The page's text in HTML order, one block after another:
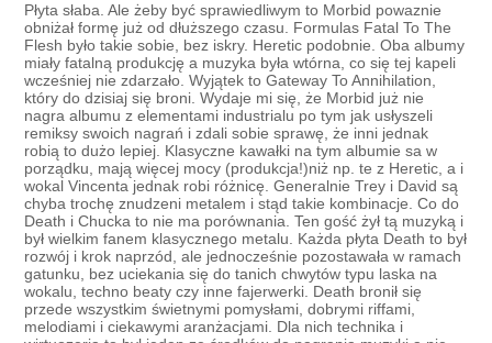
Płyta słaba. Ale żeby być sprawiedliwym to Morbid powaznie
obniżał formę już od dłuższego czasu. Formulas Fatal To The
Flesh było takie sobie, bez iskry. Heretic podobnie. Oba albumy
miały fatalną produkcję a muzyka była wtórna, co się tej kapeli
wcześniej nie zdarzało. Wyjątek to Gateway To Annihilation,
który do dzisiaj się broni. Wydaje mi się, że Morbid już nie
nagra albumu z elementami industrialu po tym jak usłyszeli
remiksy swoich nagrań i zdali sobie sprawę, że inni jednak
robią to dużo lepiej. Klasyczne kawałki na tym albumie sa w
porządku, mają więcej mocy (produkcja!)niż np. te z Heretic, a i
wokal Vincenta jednak robi różnicę. Generalnie Trey i David są
chyba trochę znudzeni metalem i stąd takie kombinacje. Co do
Death i Chucka to nie ma porównania. Ten gość żył tą muzyką i
był wielkim fanem klasycznego metalu. Każda płyta Death to był
rozwój i krok naprzód, ale jednocześnie pozostawała w ramach
gatunku, bez uciekania się do tanich chwytów typu laska na
wokalu, techno beaty czy inne fajerwerki. Death bronił się
przede wszystkim świetnymi pomysłami, dobrymi riffami,
melodiami i ciekawymi aranżacjami. Dla nich technika i